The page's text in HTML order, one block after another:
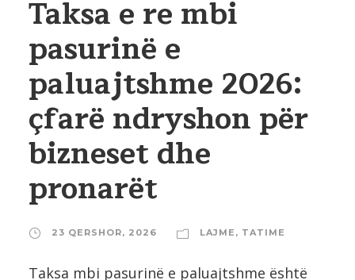
Taksa e re mbi
pasurinë e
paluajtshme 2026:
çfarë ndryshon për
bizneset dhe
pronarët
23 QERSHOR, 2026 LAJME , TATIME
Taksa mbi pasurinë e paluajtshme është